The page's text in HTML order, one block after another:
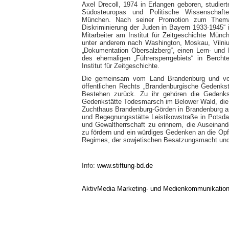
Axel Drecoll, 1974 in Erlangen geboren,
Südosteuropas und Politische
München. Nach seiner Promotion zum
Diskriminierung der Juden in Bayern 1933-
Mitarbeiter am Institut für Zeitgeschichte
unter anderem nach Washington, Moskau,
„Dokumentation Obersalzberg“, einen Lern-
des ehemaligen „Führersperrgebiets“ in
Institut für Zeitgeschichte.
Die gemeinsam vom Land Brandenburg und
öffentlichen Rechts „Brandenburgische
Bestehen zurück. Zu ihr gehören die
Gedenkstätte Todesmarsch im Belower Wald,
Zuchthaus Brandenburg-Görden in Brandenburg
und Begegnungsstätte Leistikowstraße in
und Gewaltherrschaft zu erinnern, die
zu fördern und ein würdiges Gedenken an die
Regimes, der sowjetischen Besatzungsmacht
Info: www.stiftung-bd.de
AktivMedia Marketing- und